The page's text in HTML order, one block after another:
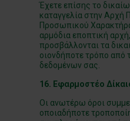
Έχετε επίσης το
καταγγελία στην Αρχή
Προσωπικού
αρμόδια εποπτική
προσβάλλονται τα
οιονδήποτε τρόπο από
δεδομένων σας.
16. Εφαρμοστέο
Οι ανωτέρω όροι
οποιαδήποτε